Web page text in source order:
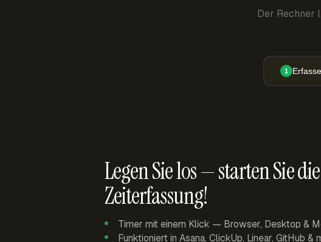
Der Rechner
1
Legen Sie los — starten Sie die
Zeiterfassung!
Timer mit einem Klick — Browser, Desktop &
Funktioniert in Asana, ClickUp, Linear, GitHub &